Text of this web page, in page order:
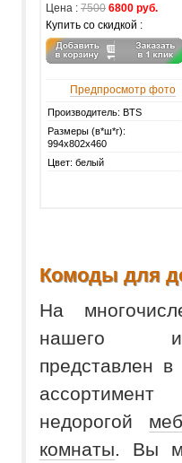
Цена : 7500 6800 руб.
Купить со скидкой :
Предпросмотр фото
Производитель: BTS
Размеры (в*ш*г):
994х802х460
Цвет: белый
Комоды для
На
нашего
представлен
недорогой
комнаты. Вы